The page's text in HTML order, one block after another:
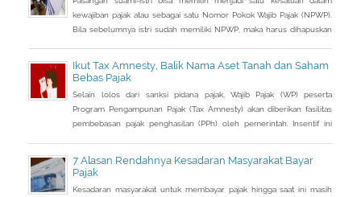
kewajiban pajak atau sebagai satu Nomor Pokok Wajib Pajak (NPWP).
Bila sebelumnya istri sudah memiliki NPWP, maka harus dihapuskan
Ikut Tax Amnesty, Balik Nama Aset Tanah dan Saham
Bebas Pajak
Selain lolos dari sanksi pidana pajak, Wajib Pajak (WP) peserta
Program Pengampunan Pajak (Tax Amnesty) akan diberikan fasilitas
pembebasan pajak penghasilan (PPh) oleh pemerintah. Insentif ini
7 Alasan Rendahnya Kesadaran Masyarakat Bayar
Pajak
Kesadaran masyarakat untuk membayar pajak hingga saat ini masih